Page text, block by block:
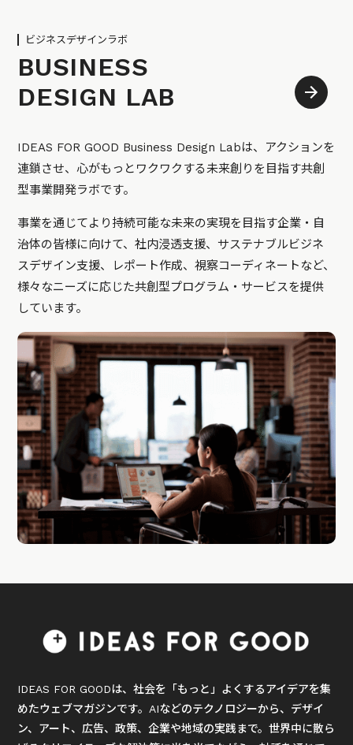
ビジネスデザインラボ
BUSINESS
DESIGN LAB
IDEAS FOR GOOD Business Design Labは、アクションを
連鎖させ、心がもっとワクワクする未来創りを目指す共創
型事業開発ラボです。
事業を通じてより持続可能な未来の実現を目指す企業・自
治体の皆様に向けて、社内浸透支援、サステナブルビジネ
スデザイン支援、レポート作成、視察コーディネートなど、
様々なニーズに応じた共創型プログラム・サービスを提供
しています。
IDEAS FOR GOODは、社会を「もっと」よくするアイデアを集
めたウェブマガジンです。AIなどのテクノロジーから、デザイ
ン、アート、広告、政策、企業や地域の実践まで。世界中に散ら